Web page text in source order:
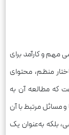
مهم و کارآمد برای
منظم، محتوای
که مطالعه آن به
مسائل مرتبط با آن
بلکه به‌عنوان یک